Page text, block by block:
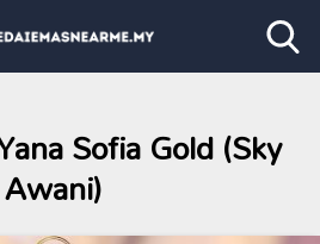
Sofia Gold (Sky
Awani)